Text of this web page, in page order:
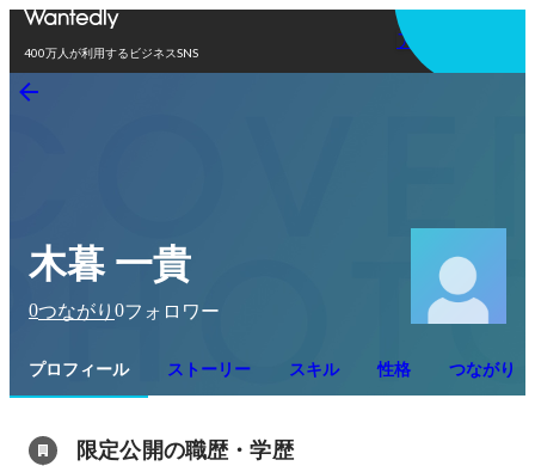
400万人が利用するビジネスSNS
アプリを使う
木暮 一貴
0つながり 0フォロワー
プロフィール ストーリー スキル 性格 つながり
限定公開の職歴・学歴